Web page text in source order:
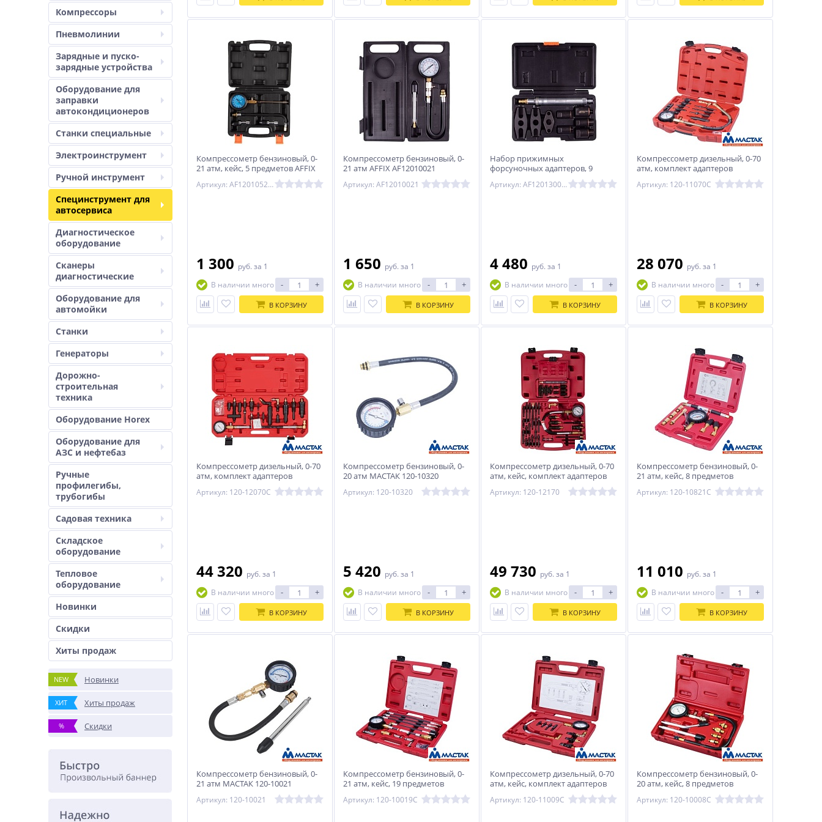
Компрессоры
Пневмолинии
Зарядные и пуско-
зарядные устройства
Оборудование для
заправки
автокондиционеров
Станки специальные
Электроинструмент
Ручной инструмент
Специнструмент для
автосервиса
Диагностическое
оборудование
Сканеры
диагностические
Оборудование для
автомойки
Станки
Генераторы
Дорожно-
строительная
техника
Оборудование Horex
Оборудование для
АЗС и нефтебаз
Ручные
профилегибы,
трубогибы
Садовая техника
Складское
оборудование
Тепловое
оборудование
Новинки
Скидки
Хиты продаж
NEW Новинки
ХИТ Хиты продаж
% Скидки
Компрессометр бензиновый, 0-
21 атм, кейс, 5 предметов AFFIX
Артикул: AF12010521C
1 300 руб. за 1
В наличии много
- +
В КОРЗИНУ
Компрессометр бензиновый, 0-
21 атм AFFIX AF12010021
Артикул: AF12010021
1 650 руб. за 1
В наличии много
- +
В КОРЗИНУ
Набор прижимных
форсуночных адаптеров, 9
предметов, кейс AFFIX
AF12013009C
Артикул: AF12013009C
4 480 руб. за 1
В наличии много
- +
В КОРЗИНУ
Компрессометр дизельный, 0-70
атм, комплект адаптеров
Артикул: 120-11070C
28 070 руб. за 1
В наличии много
- +
В КОРЗИНУ
Компрессометр дизельный, 0-70
атм, комплект адаптеров
Артикул: 120-12070C
44 320 руб. за 1
В наличии много
- +
В КОРЗИНУ
Компрессометр бензиновый, 0-
20 атм МАСТАК 120-10320
Артикул: 120-10320
5 420 руб. за 1
В наличии много
- +
В КОРЗИНУ
Компрессометр дизельный, 0-70
атм, кейс, комплект адаптеров
Артикул: 120-12170
49 730 руб. за 1
В наличии много
- +
В КОРЗИНУ
Компрессометр бензиновый, 0-
21 атм, кейс, 8 предметов
Артикул: 120-10821C
11 010 руб. за 1
В наличии много
- +
В КОРЗИНУ
Компрессометр бензиновый, 0-
21 атм МАСТАК 120-10021
Артикул: 120-10021
Компрессометр бензиновый, 0-
21 атм, кейс, 19 предметов
Артикул: 120-10019C
Компрессометр дизельный, 0-70
атм, кейс, комплект адаптеров
Артикул: 120-11009C
Компрессометр бензиновый, 0-
20 атм, кейс, 8 предметов
Артикул: 120-10008C